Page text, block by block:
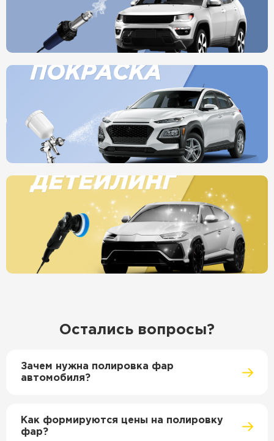
Остались вопросы?
Зачем нужна полировка фар
автомобиля?
Как формируются цены на полировку
фар?